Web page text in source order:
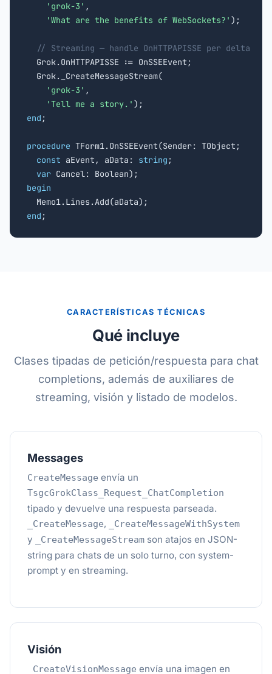
'grok-3' ,
'What are the benefits of WebSockets?' );
// Streaming — handle OnHTTPAPISSE per delta
  Grok.OnHTTPAPISSE := OnSSEEvent;
  Grok._CreateMessageStream(
'grok-3' ,
'Tell me a story.'
end ;
procedure TForm1.OnSSEEvent(Sender: TObject;
const aEvent, aData: string ;
var
begin
end ;
CARACTERÍSTICAS TÉCNICAS
Qué incluye
Clases tipadas de petición/respuesta para chat
completions, además de auxiliares de
streaming, visión y listado de modelos.
Messages
CreateMessage envía un
TsgcGrokClass_Request_ChatCompletion
tipado y devuelve una respuesta parseada.
_CreateMessage, _CreateMessageWithSystem
y _CreateMessageStream son atajos en JSON-
string para chats de un solo turno, con system-
prompt y en streaming.
Visión
_CreateVisionMessage envía una imagen en